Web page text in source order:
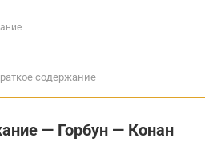
содержание
— Горбун — Конан